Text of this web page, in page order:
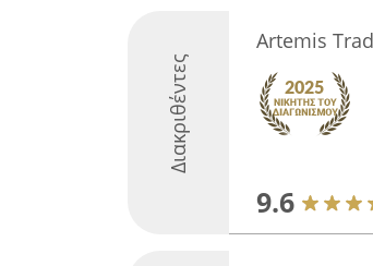
Διακριθέντες
Artemis
9.6